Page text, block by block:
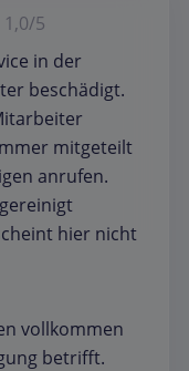
1,0/5
in der
beschädigt.
mitgeteilt
anrufen.
hier nicht
vollkommen
betrifft.